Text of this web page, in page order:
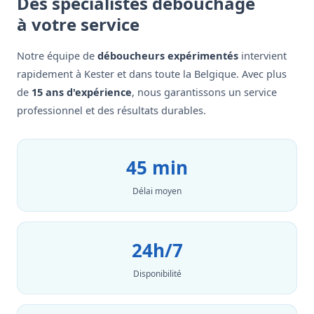
à votre service
Notre équipe de déboucheurs expérimentés intervient
rapidement à Kester et dans toute la Belgique. Avec plus
de 15 ans d'expérience, nous garantissons un service
professionnel et des résultats durables.
45 min
Délai moyen
24h/7
Disponibilité